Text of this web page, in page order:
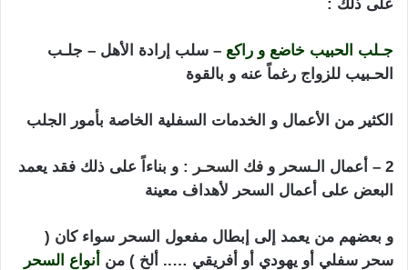
على ذلك :
جـلب الحبيب خاضع و راكع – سلب إرادة الأهل – جلـب
الحـبيب للزواج رغماً عنه و بالقوة
الكثير من الأعمال و الخدمات السفلية الخاصة بأمور الجلب
2 – أعمال الـسحر و فك السحـر
: و بناءاً على ذلك فقد يعمد
البعض على أعمال السحر لأهداف معينة
و بعضهم من يعمد إلى إبطال مفعول السحر سواء كان (
سحر سفلي أو يهودي أو أفريقي ….. ألخ ) من
أنواع السحر